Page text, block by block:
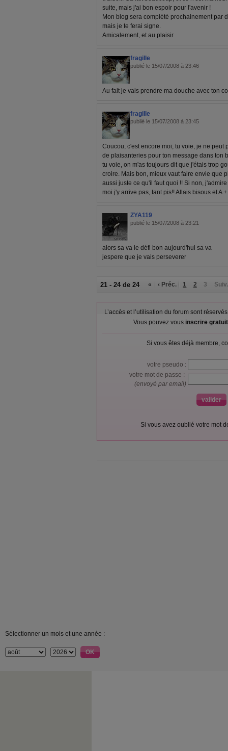
suite, mais j'ai bon espoir pour l'avenir !
Mon blog sera complété prochainement par
mais je te ferai signe.
Amicalement, et au plaisir
fragille
publié le 15/07/2008 à 23:46
Au fait je vais prendre ma douche avec ton
fragille
publié le 15/07/2008 à 23:45
Coucou, c'est encore moi, tu voie, je ne peut
de plaisanteries pour ton message dans ton
tu voie, on m'as toujours dit que j'étais trop
croire. Mais bon, mieux vaut faire envie que
aussi juste ce qu'il faut quoi !! Si non,
moi j'y arrive pas, tant pis!! Allais bisous et A
ZYA119
publié le 15/07/2008 à 23:21
alors sa va le défi bon aujourd'hui sa va
jespere que je vais perseverer
21 - 24 de 24 « ‹ Préc. 1 2 3 Suiv.
L’accès et l’utilisation du forum sont
Vous pouvez vous inscrire
Si vous êtes déjà membre,
votre pseudo :
votre mot de passe :
(envoyé par email)
Si vous avez oublié votre mot
Sélectionner un mois et une année :